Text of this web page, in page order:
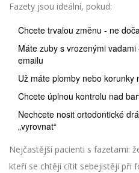
Fazety jsou ideální, pokud:
Chcete trvalou změnu - ne
Máte zuby s vrozenými
emailu
Už máte plomby nebo korunky
Chcete úplnou kontrolu nad
Nechcete nosit ortodontické
„vyrovnat“
Nejčastější pacienti s fazetami:
kteří se chtějí cítit sebejistěji při